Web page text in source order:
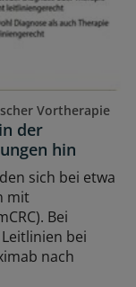
Vortherapie
der
hin
sich bei etwa
mit
Bei
bei
nach